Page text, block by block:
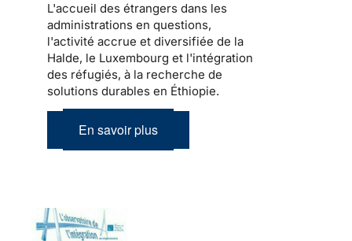
L'accueil des étrangers dans les
administrations en questions,
l'activité accrue et diversifiée de la
Halde, le Luxembourg et l'intégration
des réfugiés, à la recherche de
solutions durables en Éthiopie.
En savoir plus